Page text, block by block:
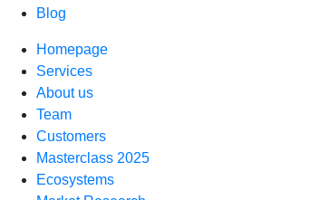
Blog
Homepage
Services
About us
Team
Customers
Masterclass 2025
Ecosystems